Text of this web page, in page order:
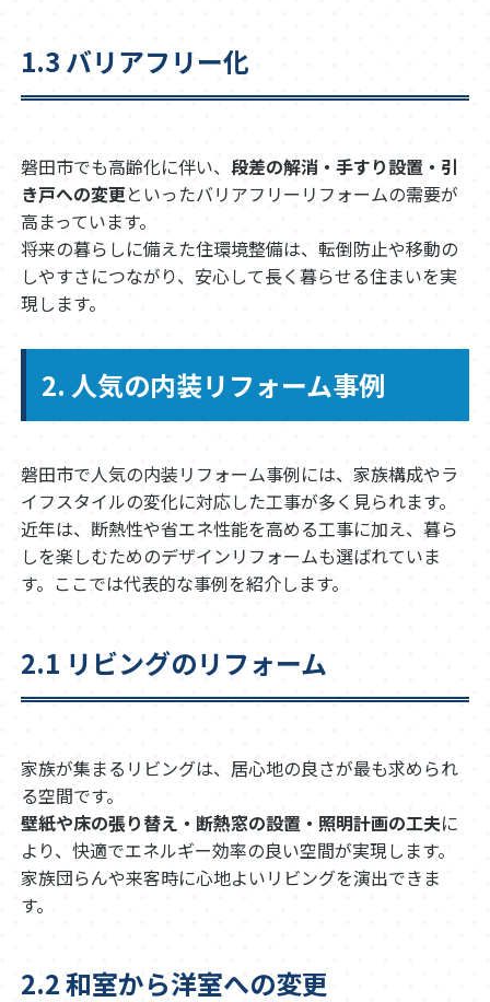
1.3 バリアフリー化
磐田市でも高齢化に伴い、 段差の解消・手すり設置・引
き戸への変更といったバリアフリーリフォームの需要が
高まっています。
将来の暮らしに備えた住環境整備は、転倒防止や移動の
しやすさにつながり、安心して長く暮らせる住まいを実
現します。
2. 人気の内装リフォーム事例
磐田市で人気の内装リフォーム事例には、家族構成やラ
イフスタイルの変化に対応した工事が多く見られます。
近年は、断熱性や省エネ性能を高める工事に加え、暮ら
しを楽しむためのデザインリフォームも選ばれていま
す。ここでは代表的な事例を紹介します。
2.1 リビングのリフォーム
家族が集まるリビングは、居心地の良さが最も求められ
る空間です。
壁紙や床の張り替え・断熱窓の設置・照明計画の工夫に
より、快適でエネルギー効率の良い空間が実現します。
家族団らんや来客時に心地よいリビングを演出できま
す。
2.2 和室から洋室への変更